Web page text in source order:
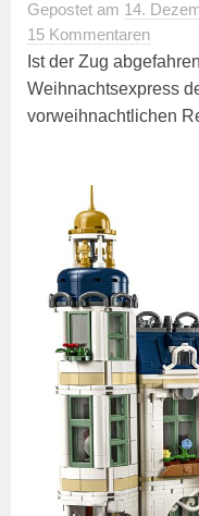
Gepostet am 14.
15 Kommentaren
Ist der Zug
Weihnachtsexpress
vorweihnachtlichen